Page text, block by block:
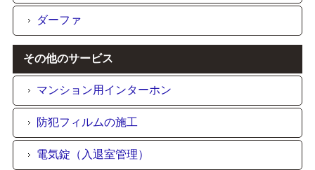
ダーファ
その他のサービス
マンション用インターホン
防犯フィルムの施工
電気錠（入退室管理）